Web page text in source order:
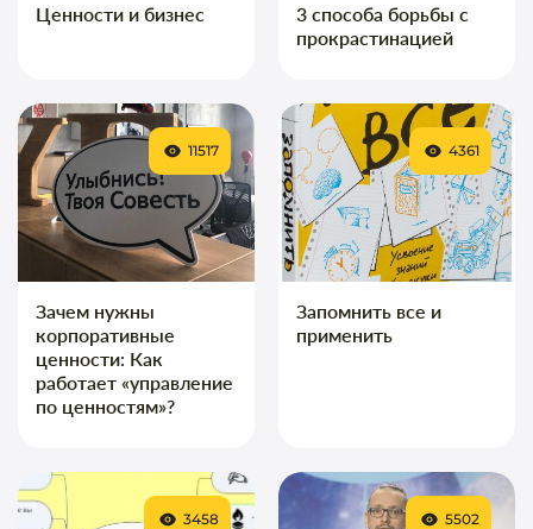
Ценности и бизнес
3 способа борьбы с
прокрастинацией
Зачем нужны
корпоративные
ценности: Как
работает «управление
по ценностям»?
11517
Запомнить все и
применить
4361
3458 5502